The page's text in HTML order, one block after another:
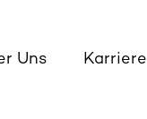
Uns Karriere